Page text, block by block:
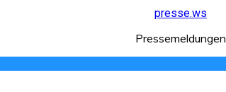
presse.ws
Pressemeldungen